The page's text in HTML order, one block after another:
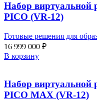
Набор виртуальной
PICO (VR-12)
Готовые решения для
16 999 000 ₽
В корзину
Набор виртуальной
PICO MAX (VR-12)